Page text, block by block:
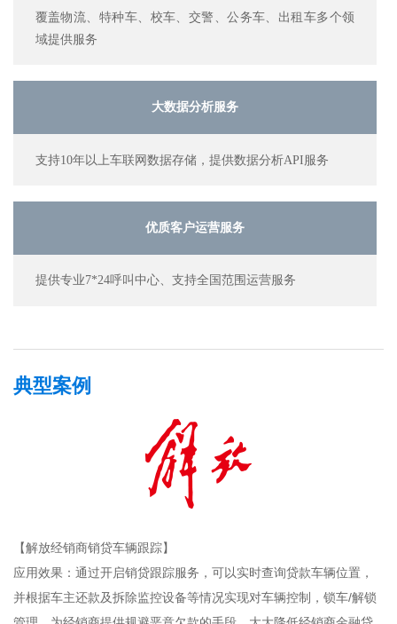
覆盖物流、特种车、校车、交警、公务车、出租车多个领
域提供服务
大数据分析服务
支持10年以上车联网数据存储，提供数据分析API服务
优质客户运营服务
提供专业7*24呼叫中心、支持全国范围运营服务
典型案例
【解放经销商销贷车辆跟踪】
应用效果：通过开启销贷跟踪服务，可以实时查询贷款车辆位置，
并根据车主还款及拆除监控设备等情况实现对车辆控制，锁车/解锁